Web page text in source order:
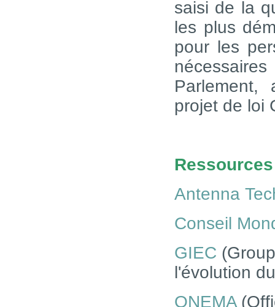
saisi de la
les plus
pour les
Parlement,
projet de loi
Antenna
Conseil
GIEC
l'évolution
ONEMA